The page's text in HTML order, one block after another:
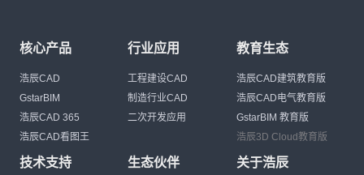
核心产品
浩辰CAD
GstarBIM
浩辰CAD 365
浩辰CAD看图王
行业应用
工程建设CAD
制造行业CAD
二次开发应用
教育生态
浩辰CAD建筑教育版
浩辰CAD电气教育版
GstarBIM 教育版
浩辰3D Cloud教育版
技术支持 生态伙伴 关于浩辰